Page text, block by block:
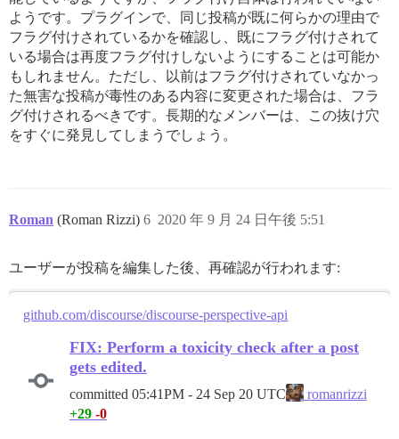
ようです。プラグインで、同じ投稿が既に何らかの理由で
フラグ付けされているかを確認し、既にフラグ付けされて
いる場合は再度フラグ付けしないようにすることは可能か
もしれません。ただし、以前はフラグ付けされていなかっ
た無害な投稿が毒性のある内容に変更された場合は、フラ
グ付けされるべきです。長期的なメンバーは、この抜け穴
をすぐに発見してしまうでしょう。
Roman (Roman Rizzi) 2020 年 9 月 24 日午後 5:51
6
ユーザーが投稿を編集した後、再確認が行われます:
github.com/discourse/discourse-perspective-api
FIX: Perform a toxicity check after a post
gets edited.
committed 05:41PM - 24 Sep 20 UTC
romanrizzi
+29 -0